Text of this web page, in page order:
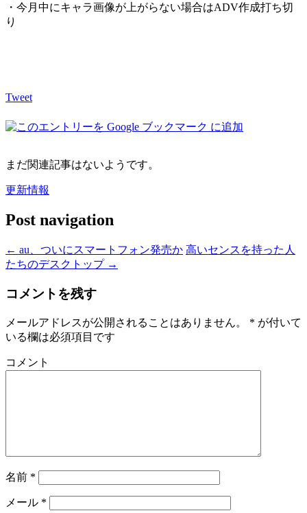
・今月中にキャラ画像が上がらない場合はADV作成打ち切
り
Tweet
まだ関連記事はないようです。
更新情報
Post navigation
← au、ついにスマートフォン発売か 高いセンスを持った人
たちのデスクトップ →
コメントを残す
メールアドレスが公開されることはありません。 * が付いて
いる欄は必須項目です
コメント
名前 *
メール *